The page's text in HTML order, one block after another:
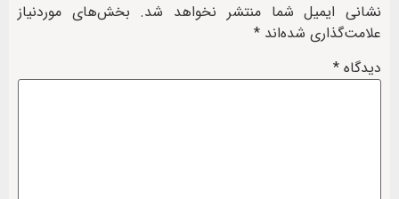
نشانی ایمیل شما منتشر نخواهد شد. بخش‌های موردنیاز
علامت‌گذاری شده‌اند *
دیدگاه *